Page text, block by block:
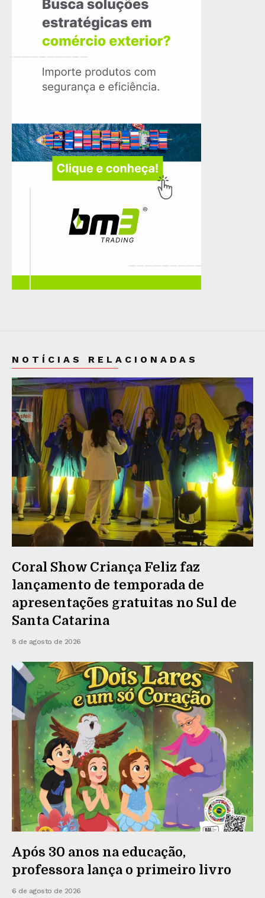
NOTÍCIAS RELACIONADAS
Coral Show Criança Feliz faz
lançamento de temporada de
apresentações gratuitas no Sul de
Santa Catarina
8 de agosto de 2026
Após 30 anos na educação,
professora lança o primeiro livro
6 de agosto de 2026